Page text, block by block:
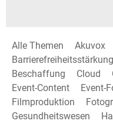
Alle Themen Akuvox
Beschaffung
Cloud
Event-Content
Event-
Filmproduktion
Gesundheitswesen